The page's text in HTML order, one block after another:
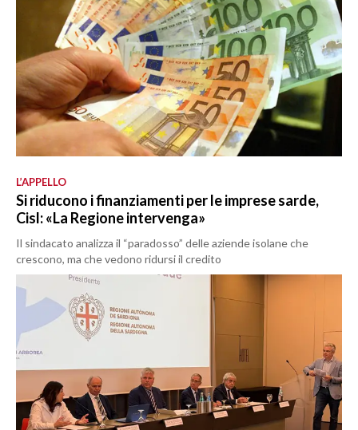
L’APPELLO
Si riducono i finanziamenti per le imprese sarde,
Cisl: «La Regione intervenga»
Il sindacato analizza il “paradosso” delle aziende isolane che
crescono, ma che vedono ridursi il credito